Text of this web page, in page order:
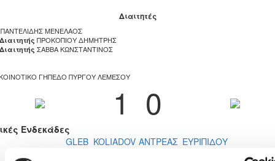
Διαιτητές
ΜΕΝΕΛΑΟΣ
ΠΡΟΚΟΠΙΟΥ ΔΗΜΗΤΡΗΣ
ΣΑΒΒΑ ΚΩΝΣΤΑΝΤΙΝΟΣ
ΓΗΠΕΔΟ ΠΥΡΓΟΥ ΛΕΜΕΣΟΥ
1 0
Ενδεκάδες
GLEB KOLIADOV ΑΝΤΡΕΑΣ ΕΥΡΙΠΙΔΟΥ
ΝΕΟΦΥΤΟΣ ΑΡΜΕΥΤΗΣ ΑΡΗΣ